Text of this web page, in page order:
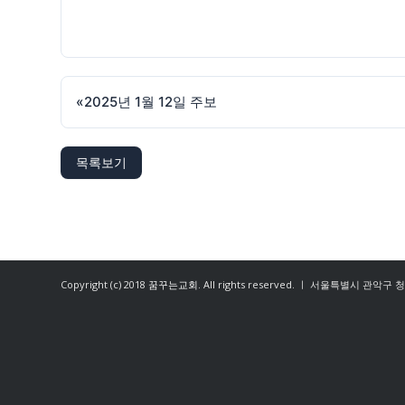
«2025년 1월 12일 주보
목록보기
Copyright (c) 2018 꿈꾸는교회. All rights reserved. ㅣ 서울특별시 관악구